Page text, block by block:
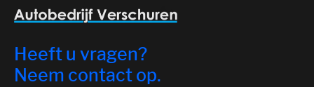
Heeft u vragen?
Neem contact op.